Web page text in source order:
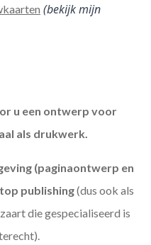
(bekijk mijn
u een ontwerp voor
als drukwerk.
(paginaontwerp en
publishing(dus ook als
die gespecialiseerd is